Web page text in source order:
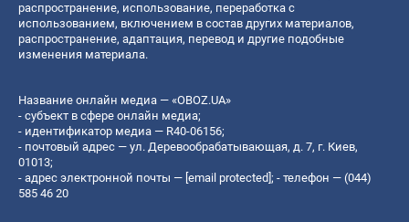
распространение, использование, переработка с
использованием, включением в состав других материалов,
распространение, адаптация, перевод и другие подобные
изменения материала.
Название онлайн медиа — «OBOZ.UA»
- субъект в сфере онлайн медиа;
- идентификатор медиа — R40-06156;
- почтовый адрес — ул. Деревообрабатывающая, д. 7, г. Киев,
01013;
- адрес электронной почты — [email protected] ; - телефон — (044)
585 46 20